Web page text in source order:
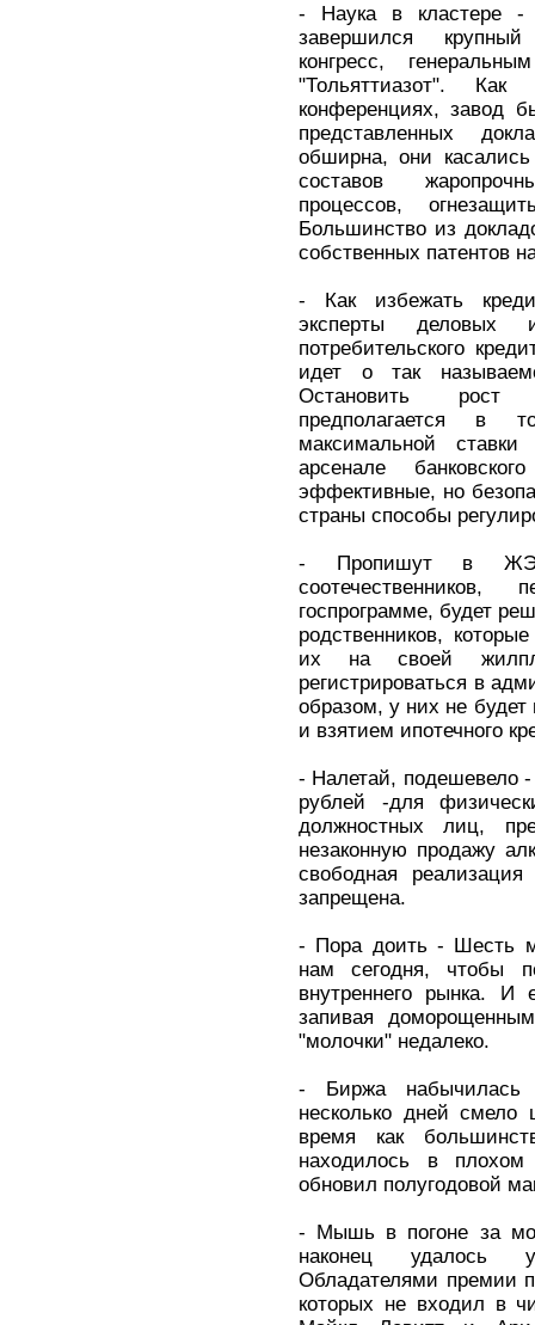
- Наука в кластере -
завершился крупный
конгресс,
"Тольяттиазот".
конференциях, завод
представленных
обширна, они
составов
процессов,
Большинство из
собственных патентов
- Как избежать
эксперты деловых
потребительского
идет о так
Остановить рост
предполагается в
максимальной
арсенале
эффективные, но
страны способы
- Пропишут в
госпрограмме, будет
родственников,
их на своей
регистрироваться в
образом, у них не
и взятием ипотечного
- Налетай, подешевело
рублей -для
должностных лиц,
незаконную продажу
свободная
запрещена.
- Пора доить - Шесть
нам сегодня, чтобы
внутреннего рынка. И
запивая
"молочки" недалеко.
- Биржа набычилась
несколько дней
время как
находилось в
обновил полугодовой
- Мышь в погоне за
наконец удалось
Обладателями премии
которых не входил в